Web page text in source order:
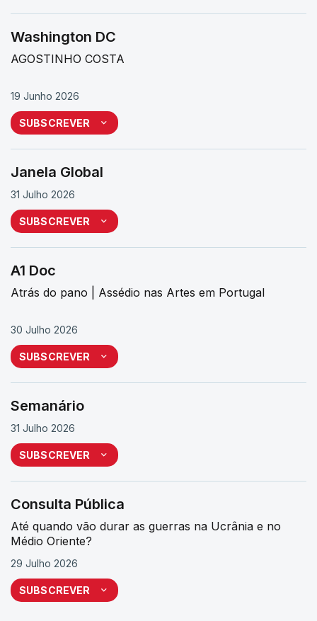
Washington DC
AGOSTINHO COSTA
19 Junho 2026
SUBSCREVER
Janela Global
31 Julho 2026
SUBSCREVER
A1 Doc
Atrás do pano | Assédio nas Artes em Portugal
30 Julho 2026
SUBSCREVER
Semanário
31 Julho 2026
SUBSCREVER
Consulta Pública
Até quando vão durar as guerras na Ucrânia e no
Médio Oriente?
29 Julho 2026
SUBSCREVER